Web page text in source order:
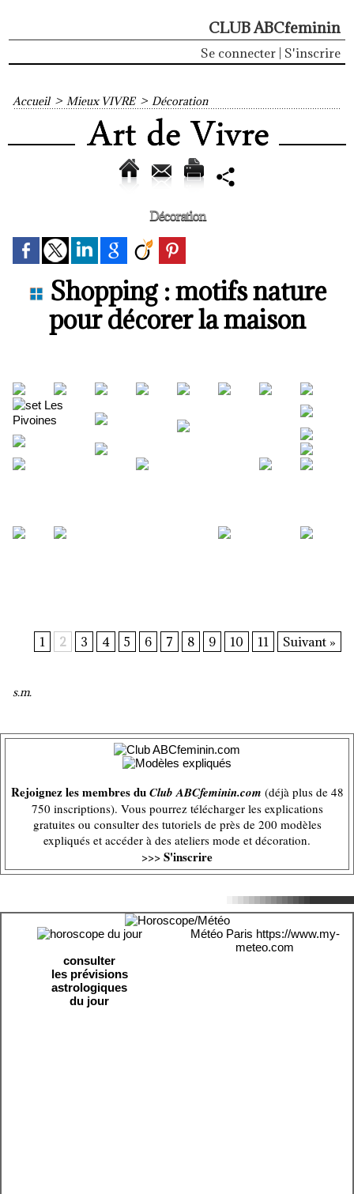
CLUB ABCfeminin
Se connecter S'inscrire
Accueil > Mieux VIVRE > Décoration
Décoration
Shopping : motifs nature
pour décorer la maison
1 2 3 4 5 6 7 8 9 10 11 Suivant »
s.m.
Rejoignez les membres duClub ABCfeminin.com (déjà plus de 48
750 inscriptions). Vous pourrez télécharger les explications
gratuites ou consulter des tutoriels de près de 200 modèles
expliqués et accéder à des ateliers mode et décoration.
>>> S'inscrire
consulter
les prévisions
astrologiques
du jour
Météo Paris https://www.my-
meteo.com